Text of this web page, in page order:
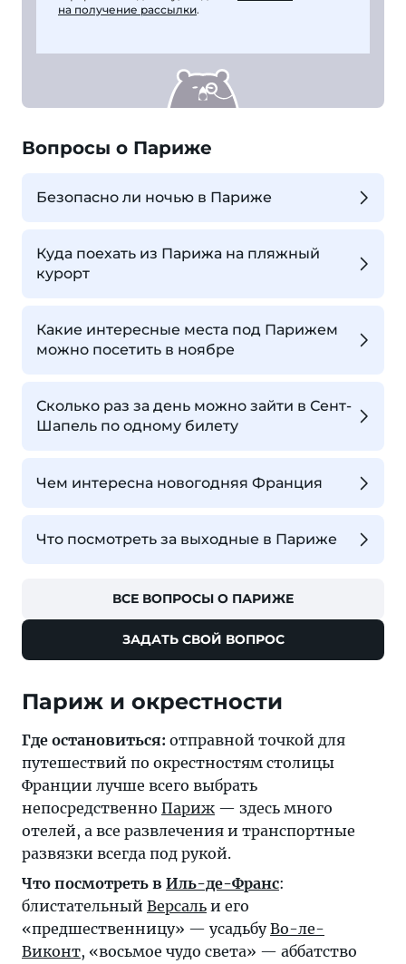
на получение рассылки.
Вопросы о Париже
Безопасно ли ночью в Париже
Куда поехать из Парижа на пляжный
курорт
Какие интересные места под Парижем
можно посетить в ноябре
Сколько раз за день можно зайти в Сент-
Шапель по одному билету
Чем интересна новогодняя Франция
Что посмотреть за выходные в Париже
ВСЕ ВОПРОСЫ О ПАРИЖЕ
ЗАДАТЬ СВОЙ ВОПРОС
Париж и окрестности
Где остановиться: отправной точкой для
путешествий по окрестностям столицы
Франции лучше всего выбрать
непосредственно Париж — здесь много
отелей, а все развлечения и транспортные
развязки всегда под рукой.
Что посмотреть в Иль-де-Франс:
блистательный Версаль и его
«предшественницу» — усадьбуВо-ле-
Виконт, «восьмое чудо света» — аббатство